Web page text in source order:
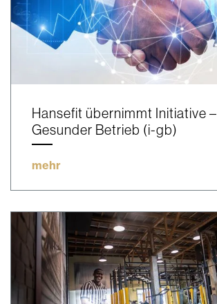
Hansefit übernimmt Initiative –
Gesunder Betrieb (i-gb)
mehr